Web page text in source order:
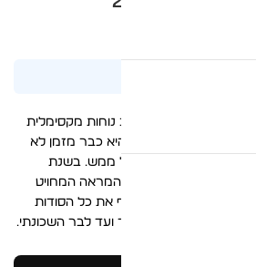
ותהיתם איך לשלב נוחות מקסימלית
יומיומיים לגבר היא כבר מזמן לא
אלא הצהרה אופנתית של ממש. בשנת
את האיזון המדויק בין המראה המחויט
במדריך זה נחשוף את כל הסודות
שתשרת אתכם מהמשרד ועד לבר השכונתי.